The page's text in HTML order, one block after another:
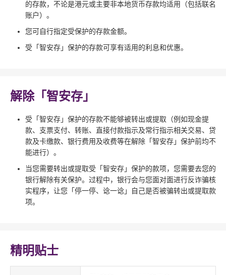
的存款，不论是港元或主要非本地货币存款均适用（包括联名
账户）。
您可自行指定受保护的存款金额。
受「智安存」保护的存款可享有适用的利息和优惠。
解除「智安存」
受「智安存」保护的存款不能够被转出或提取（例如现金提
款、支票支付、转账、直接付款指示及常行指示相关交易、贷
款及卡缴款、银行费用及收费等在解除「智安存」保护前均不
能进行）。
当您需要转出或提取受「智安存」保护的款项，您需要去您的
银行解除有关保护。过程中，银行会与您面对面进行反诈骗核
实程序，让您「停一停、谂一谂」自己是否被骗转出或提取款
项。
精明贴士